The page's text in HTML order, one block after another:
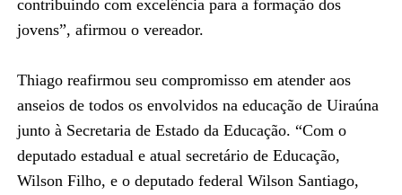
contribuindo com excelência para a formação dos
jovens”, afirmou o vereador.
Thiago reafirmou seu compromisso em atender aos
anseios de todos os envolvidos na educação de Uiraúna
junto à Secretaria de Estado da Educação. “Com o
deputado estadual e atual secretário de Educação,
Wilson Filho, e o deputado federal Wilson Santiago,